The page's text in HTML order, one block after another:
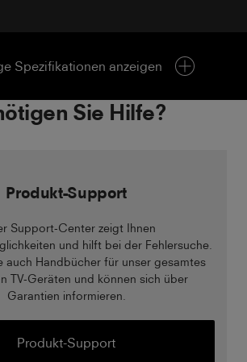
Spezifikationen anzeigen
Sie Hilfe?
Produkt-Support
Support-Center zeigt Ihnen
und hilft bei der Fehlersuche.
auch Handbücher für unser gesamtes
TV-Geräten und können sich über
Garantien informieren.
Produkt-Support